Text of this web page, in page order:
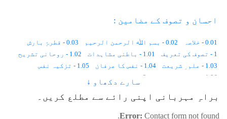
احسان و تصوف کے مضامین :
0.01 - خلاصہ 0.02 - بسم اﷲ الرحمن الرحیم
0.03 - قطرۂِ بارش
1 - تصوف کی تعریف
1.01 - باطنی مشاہدات
1.02 - روحانی تشریح
1.03 - علم ِ شریعت
1.04 - نفس کا عرفان
1.05 - تزکیہ نفس
1.06 - اعمال و اشغال
2 - تصوف کی تاریخ
2.03 - جسمانی رُخ ، روحانی رُخ
2.04 - ایک اور دنیا
سارے دکھاو ↓
براہِ مہربانی اپنی رائے سے مطلع کریں۔
Error: Contact form not found.